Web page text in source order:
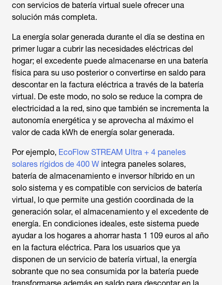
con servicios de batería virtual suele ofrecer una
solución más completa.
La energía solar generada durante el día se destina en
primer lugar a cubrir las necesidades eléctricas del
hogar; el excedente puede almacenarse en una batería
física para su uso posterior o convertirse en saldo para
descontar en la factura eléctrica a través de la batería
virtual. De este modo, no solo se reduce la compra de
electricidad a la red, sino que también se incrementa la
autonomía energética y se aprovecha al máximo el
valor de cada kWh de energía solar generada.
Por ejemplo, EcoFlow STREAM Ultra + 4 paneles
solares rígidos de 400 W integra paneles solares,
batería de almacenamiento e inversor híbrido en un
solo sistema y es compatible con servicios de batería
virtual, lo que permite una gestión coordinada de la
generación solar, el almacenamiento y el excedente de
energía. En condiciones ideales, este sistema puede
ayudar a los hogares a ahorrar hasta 1 109 euros al año
en la factura eléctrica. Para los usuarios que ya
disponen de un servicio de batería virtual, la energía
sobrante que no sea consumida por la batería puede